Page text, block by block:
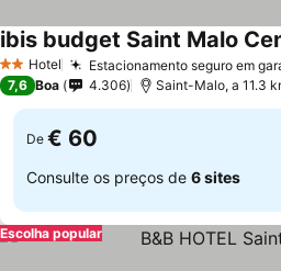
2 Estrelas
Hotel Estacionamento seguro em
ibis budget Saint Malo
7,6 Boa 4.306 Saint-Malo, a 11.3
De € 60
Consulte os preços de 6 sites
Escolha popular